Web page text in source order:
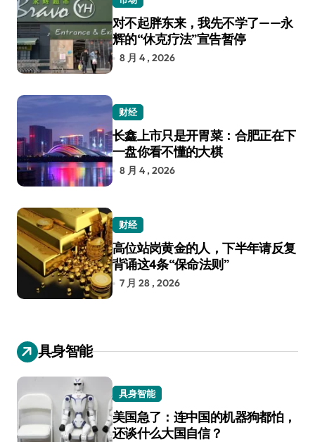
对不起胖东来，我先不学了——永
辉的“休克疗法”宣告暂停
8 月 4 , 2026
财经
长鑫上市只是开胃菜：合肥正在下
一盘你看不懂的大棋
8 月 4 , 2026
财经
高位站岗黄金的人，下半年请反复
背诵这4条“保命法则”
7 月 28 , 2026
具身智能
具身智能
美国急了：连中国的机器狗都怕，
还谈什么大国自信？